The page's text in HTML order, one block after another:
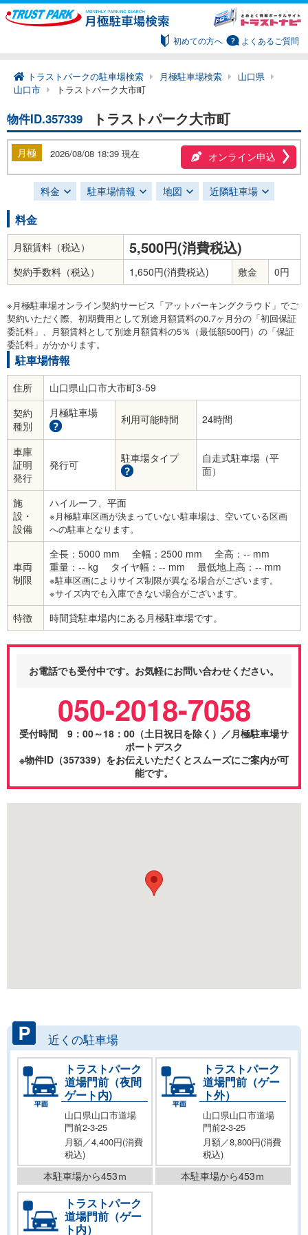
初めての方へ よくあるご質問
トラストパークの駐車場検索 月極駐車場検索
山口県
山口市
トラストパーク大市町
物件ID.357339 トラストパーク大市町
月極 2026/08/08 18:39 現在 オンライン申込
料金 駐車場情報 地図 近隣駐車場
料金
月額賃料（税込） 5,500円(消費税込)
契約手数料（税込） 1,650円(消費税込) 敷金 0円
※月極駐車場オンライン契約サービス「アットパーキングクラウド」でご
契約いただく際、初期費用として別途月額賃料の0.7ヶ月分の「初回保証
委託料」、月額賃料として別途月額賃料の5％（最低額500円）の「保証
委託料」がかかります。
駐車場情報
住所
山口県山口市大市町3-59
契約
種別
月極駐車場 利用可能時間 24時間
車庫
証明
発行
発行可 駐車場タイプ
自走式駐車場（平
面）
施
設・
設備
ハイルーフ、平面
※月極駐車区画が決まっていない駐車場は、空いている区画
への駐車となります。
車両
制限
全長：5000 mm 全幅：2500 mm
全高：-- mm
重量：-- kg
タイヤ幅：-- mm 最低地上高：-- mm
※駐車区画によりサイズ制限が異なる場合がございます。
※サイズ内でも入庫できない場合がございます。
特徴 時間貸駐車場内にある月極駐車場です。
お電話でも受付中です。お気軽にお問い合わせください。
050-2018-7058
受付時間 9：00～18：00（土日祝日を除く）／月極駐車場サ
ポートデスク
※物件ID（357339）をお伝えいただくとスムーズにご案内が可
能です。
近くの駐車場
トラストパーク
道場門前（夜間
ゲート内)
山口県山口市道場
門前2-3-25
月額／4,400円(消費
税込)
本駐車場から453ｍ
トラストパーク
道場門前（ゲー
ト外）
山口県山口市道場
門前2-3-25
月額／8,800円(消費
税込)
本駐車場から453ｍ
トラストパーク
道場門前（ゲー
ト内）